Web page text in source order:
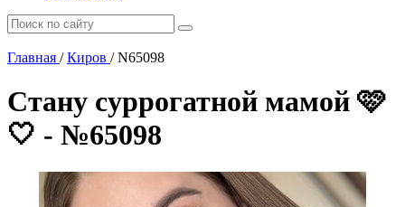
Главная / Киров /N65098
Стану суррогатной мамой 🩷
🤍 - №65098